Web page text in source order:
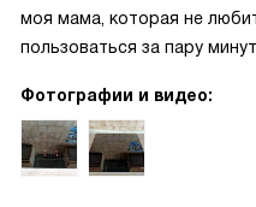
моя мама, которая не
пользоваться за пару минут.
Фотографии и видео: